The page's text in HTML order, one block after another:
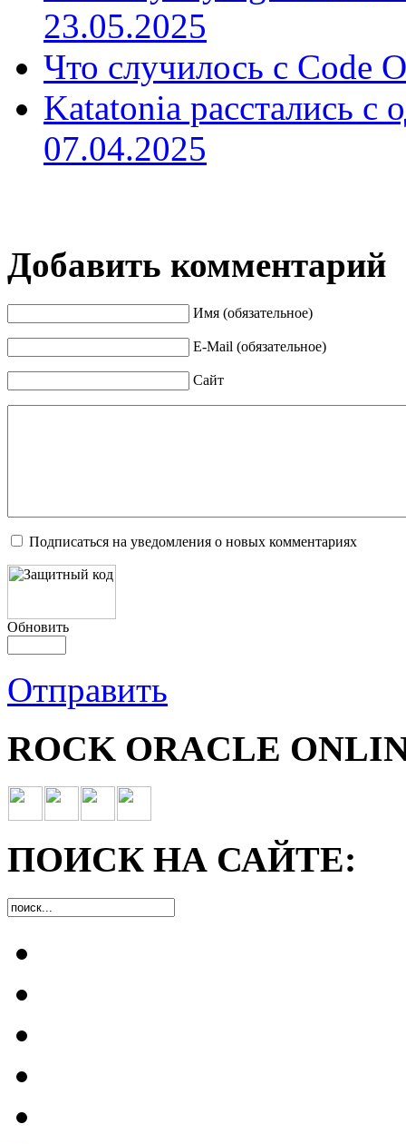
23.05.2025
Что случилось с Code
Katatonia расстались с
07.04.2025
Добавить комментарий
Имя (обязательное)
E-Mail (обязательное)
Сайт
Подписаться на уведомления о новых комментариях
Обновить
Отправить
ROCK ORACLE
ПОИСК НА САЙТЕ: